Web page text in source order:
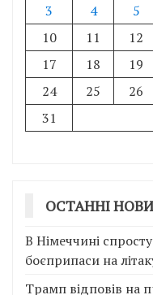
3
4 5
10
11 12
17
18 19
24
25 26
31
ОСТАННІ
В Німеччині
боєприпаси на
Трамп відповів на